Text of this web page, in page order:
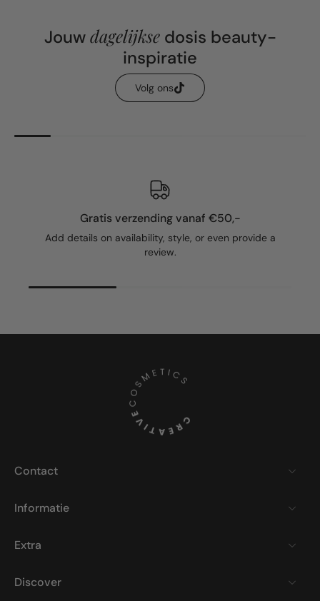
Jouwdagelijksedosis beauty-
inspiratie
Volg ons
Gratis verzending vanaf €50,-
Add details on availability, style, or even provide a
review.
Contact
Informatie
Extra
Discover